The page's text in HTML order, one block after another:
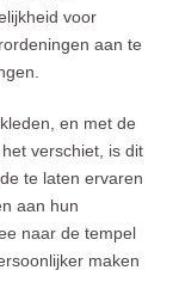
voor
aan te
en met de
verschiet, is dit
te laten ervaren
aan hun
naar de tempel
maken